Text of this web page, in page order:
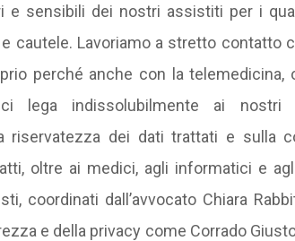
e sensibili dei nostri assistiti per i
cautele. Lavoriamo a stretto contatto
perché anche con la telemedicina,
lega indissolubilmente ai nostri
riservatezza dei dati trattati e sulla
oltre ai medici, agli informatici e
coordinati dall’avvocato Chiara
e della privacy come Corrado